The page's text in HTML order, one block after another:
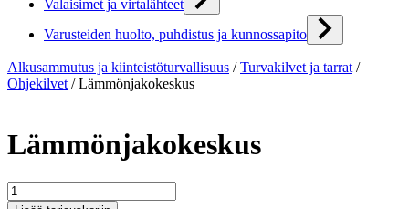
Valaisimet ja virtalähteet
Varusteiden huolto, puhdistus ja kunnossapito
Alkusammutus ja kiinteistöturvallisuus /Turvakilvet ja tarrat /
Ohjekilvet /Lämmönjakokeskus
Lämmönjakokeskus
Lämmönjakokeskus
määrä